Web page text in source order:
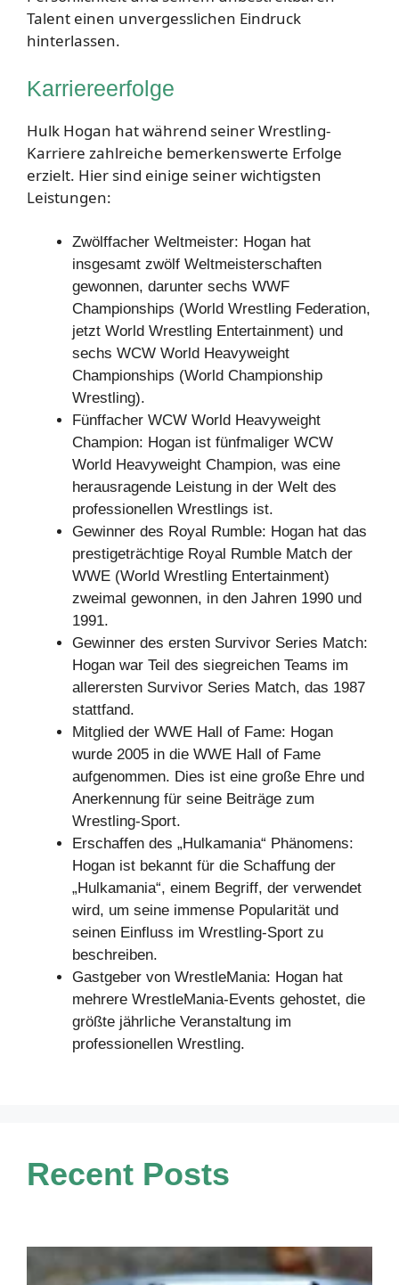
Talent einen unvergesslichen Eindruck
hinterlassen.
Karriereerfolge
Hulk Hogan hat während seiner Wrestling-
Karriere zahlreiche bemerkenswerte Erfolge
erzielt. Hier sind einige seiner wichtigsten
Leistungen:
Zwölffacher Weltmeister: Hogan hat
insgesamt zwölf Weltmeisterschaften
gewonnen, darunter sechs WWF
Championships (World Wrestling Federation,
jetzt World Wrestling Entertainment) und
sechs WCW World Heavyweight
Championships (World Championship
Wrestling).
Fünffacher WCW World Heavyweight
Champion: Hogan ist fünfmaliger WCW
World Heavyweight Champion, was eine
herausragende Leistung in der Welt des
professionellen Wrestlings ist.
Gewinner des Royal Rumble: Hogan hat das
prestigeträchtige Royal Rumble Match der
WWE (World Wrestling Entertainment)
zweimal gewonnen, in den Jahren 1990 und
1991.
Gewinner des ersten Survivor Series Match:
Hogan war Teil des siegreichen Teams im
allerersten Survivor Series Match, das 1987
stattfand.
Mitglied der WWE Hall of Fame: Hogan
wurde 2005 in die WWE Hall of Fame
aufgenommen. Dies ist eine große Ehre und
Anerkennung für seine Beiträge zum
Wrestling-Sport.
Erschaffen des „Hulkamania“ Phänomens:
Hogan ist bekannt für die Schaffung der
„Hulkamania“, einem Begriff, der verwendet
wird, um seine immense Popularität und
seinen Einfluss im Wrestling-Sport zu
beschreiben.
Gastgeber von WrestleMania: Hogan hat
mehrere WrestleMania-Events gehostet, die
größte jährliche Veranstaltung im
professionellen Wrestling.
Recent Posts